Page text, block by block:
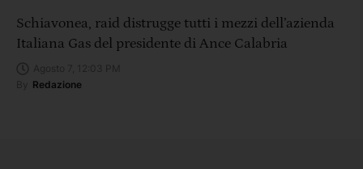
Schiavonea, raid distrugge tutti i mezzi dell’azienda
Italiana Gas del presidente di Ance Calabria
Redazione